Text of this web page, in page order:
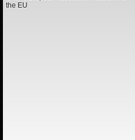
the EU